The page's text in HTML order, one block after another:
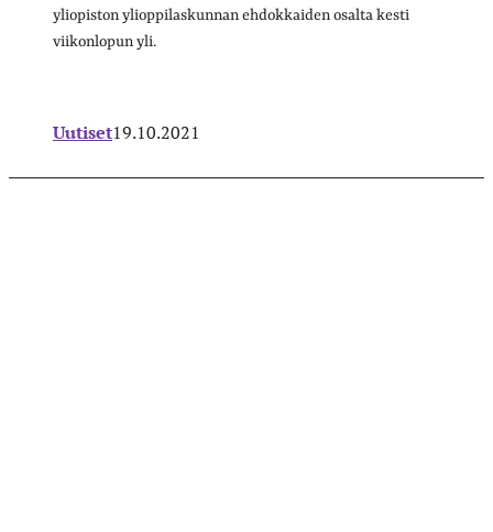
yliopiston ylioppilaskunnan ehdokkaiden osalta kesti
viikonlopun yli.
Uutiset19.10.2021